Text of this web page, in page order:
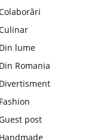
Din lume
Din Romania
Divertisment
Fashion
post
Handmade